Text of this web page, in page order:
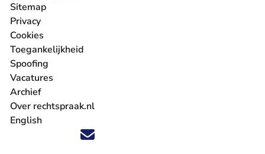
Volg ons op X (Twitter) - U verlaat Rechtspraak.nl
Volg ons op Facebook - U verlaat Rechtspraak.nl
Volg ons op Instagram - U verlaat Rechtspraak.nl
Volg ons op Youtube - U verlaat Rechtspraak.nl
Volg ons op LinkedIn - U verlaat
'Blijf op de hoogte' nieuwsbrief - U verlaat
Sitemap
Privacy
Cookies
Toegankelijkheid
Spoofing
Vacatures
- U verlaat Rechtspraak.nl
Archief
Over rechtspraak.nl
English